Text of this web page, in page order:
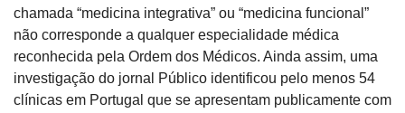
chamada “medicina integrativa” ou “medicina funcional”
não corresponde a qualquer especialidade médica
reconhecida pela Ordem dos Médicos. Ainda assim, uma
investigação do jornal Público identificou pelo menos 54
clínicas em Portugal que se apresentam publicamente com